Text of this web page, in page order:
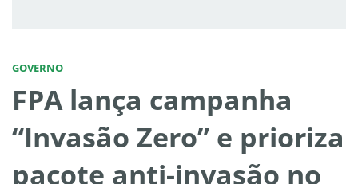
GOVERNO
FPA lança campanha
“Invasão Zero” e prioriza
pacote anti-invasão no